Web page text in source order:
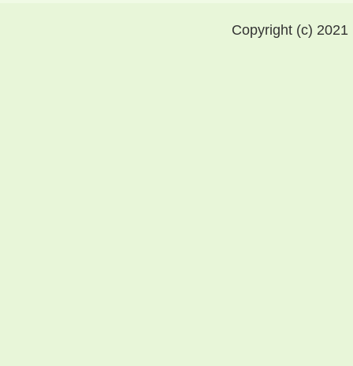
Copyright (c)